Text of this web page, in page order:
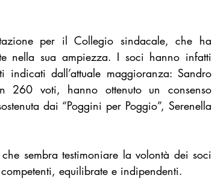
per il Collegio sindacale, che ha
nella sua ampiezza. I soci hanno infatti
dall’attuale maggioranza: Sandro
voti, hanno ottenuto un consenso
dai “Poggini per Poggio”, Serenella
sembra testimoniare la volontà dei soci
equilibrate e indipendenti.